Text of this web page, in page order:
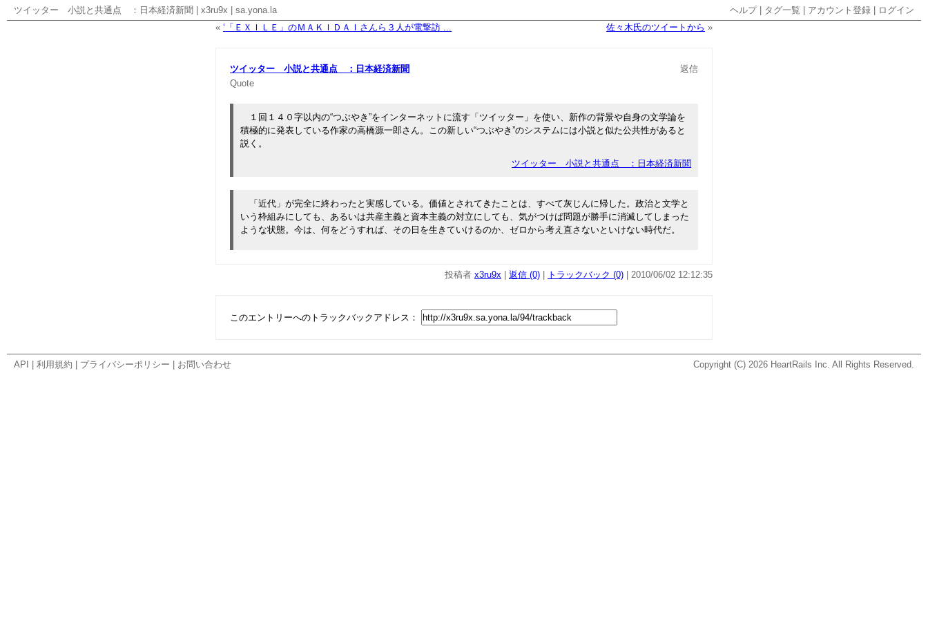
ツイッター 小説と共通点 ：日本経済新聞 x3ru9x sa.yona.la ヘルプ| タグ一覧 アカウント登録
ログイン
« ‘「ＥＸＩＬＥ」のＭＡＫＩＤＡＩさんら３人が電撃訪 ... 佐々木氏のツイートから »
ツイッター 小説と共通点 ：日本経済新聞
返信
Quote
１回１４０字以内の“つぶやき”をインターネットに流す「ツイッター」を使い、新作の背景や自身の文学論を
積極的に発表している作家の高橋源一郎さん。この新しい“つぶやき”のシステムには小説と似た公共性があると
説く。
ツイッター 小説と共通点 ：日本経済新聞
「近代」が完全に終わったと実感している。価値とされてきたことは、すべて灰じんに帰した。政治と文学と
いう枠組みにしても、あるいは共産主義と資本主義の対立にしても、気がつけば問題が勝手に消滅してしまった
ような状態。今は、何をどうすれば、その日を生きていけるのか、ゼロから考え直さないといけない時代だ。
投稿者 x3ru9x 返信 (0) トラックバック (0) | 2010/06/02 12:12:35
このエントリーへのトラックバックアドレス：
API 利用規約 プライバシーポリシー お問い合わせ Copyright (C) 2026 HeartRails Inc. All Rights Reserved.